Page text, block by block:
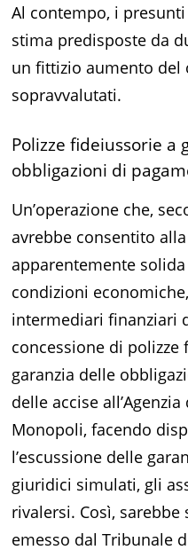
Al contempo, i
stima predisposte da
un fittizio aumento del
sopravvalutati.
Polizze fideiussorie a
obbligazioni di
Un’operazione che,
avrebbe consentito
apparentemente
condizioni
intermediari finanziari
concessione di polizze
garanzia delle
delle accise
Monopoli, facendo
l’escussione delle
giuridici simulati, gli
rivalersi. Così,
emesso dal Tribunale